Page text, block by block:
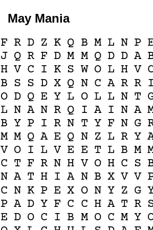
May Mania
F R D Z K Q B M L N P
J Q R F D M M Q D D A
H V C I K S W O L H V
B S S D X Q N C A R R
O D Q E Y L O L L N T
L N A N R Q I A I N A
B Y P I R N T Y F N G
M M Q A E Q N Z L R Y
V O I L V E E T L B M
C T F R N H V O H C S
N A T H I A N B X V V
C N K P E X O N Y Z G
P A D Y F C C H A T R
E D O C I B M O C M Y